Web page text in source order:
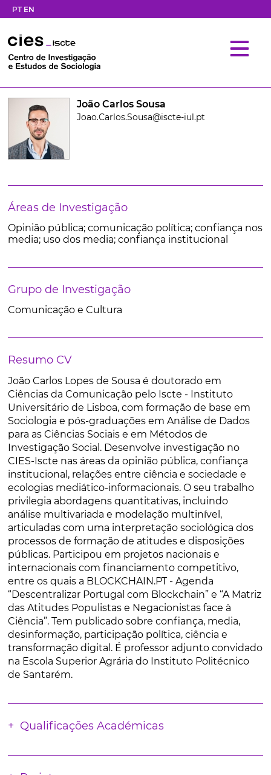
PT EN
João Carlos Sousa
Joao.Carlos.Sousa@iscte-iul.pt
Áreas de Investigação
Opinião pública; comunicação política; confiança nos
media; uso dos media; confiança institucional
Grupo de Investigação
Comunicação e Cultura
Resumo CV
João Carlos Lopes de Sousa é doutorado em
Ciências da Comunicação pelo Iscte - Instituto
Universitário de Lisboa, com formação de base em
Sociologia e pós-graduações em Análise de Dados
para as Ciências Sociais e em Métodos de
Investigação Social. Desenvolve investigação no
CIES-Iscte nas áreas da opinião pública, confiança
institucional, relações entre ciência e sociedade e
ecologias mediático-informacionais. O seu trabalho
privilegia abordagens quantitativas, incluindo
análise multivariada e modelação multinível,
articuladas com uma interpretação sociológica dos
processos de formação de atitudes e disposições
públicas. Participou em projetos nacionais e
internacionais com financiamento competitivo,
entre os quais a BLOCKCHAIN.PT - Agenda
“Descentralizar Portugal com Blockchain” e “A Matriz
das Atitudes Populistas e Negacionistas face à
Ciência”. Tem publicado sobre confiança, media,
desinformação, participação política, ciência e
transformação digital. É professor adjunto convidado
na Escola Superior Agrária do Instituto Politécnico
de Santarém.
Qualificações Académicas